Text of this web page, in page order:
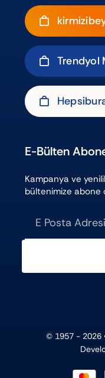
Trendyol
E-Bülten
Kampanya ve
bültenimize abone
© 1957 - 2026